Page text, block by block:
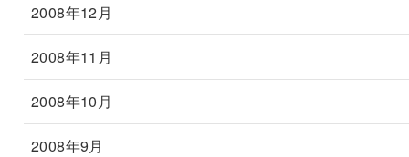
2008年12月
2008年11月
2008年10月
2008年9月